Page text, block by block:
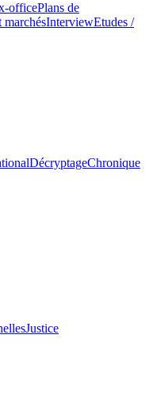
officePlans de
marchésInterviewEtudes /
DécryptageChronique
Justice